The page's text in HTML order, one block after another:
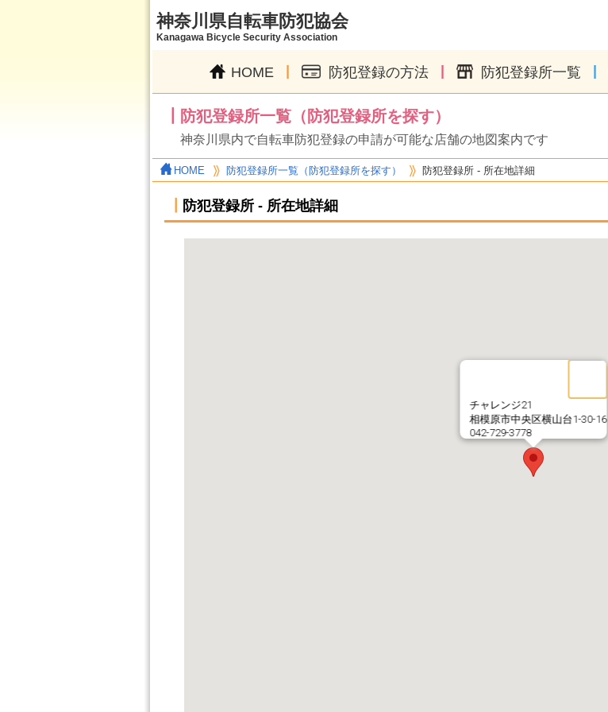
神奈川県自転車防犯協会
Kanagawa Bicycle Security Association
HOME 防犯登録の方法 防犯登録所一覧
┃防犯登録所一覧（防犯登録所を探す）
神奈川県内で自転車防犯登録の申請が可能な店舗の地図案内です
HOME 防犯登録所一覧（防犯登録所を探す） 防犯登録所 - 所在地詳細
防犯登録所 - 所在地詳細
チャレンジ21
相模原市中央区横山台1-30-16
042-729-3778